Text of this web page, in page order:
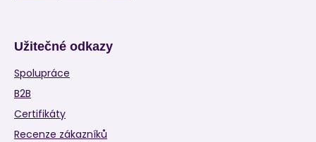
Užitečné odkazy
Spolupráce
B2B
Certifikáty
Recenze zákazníků